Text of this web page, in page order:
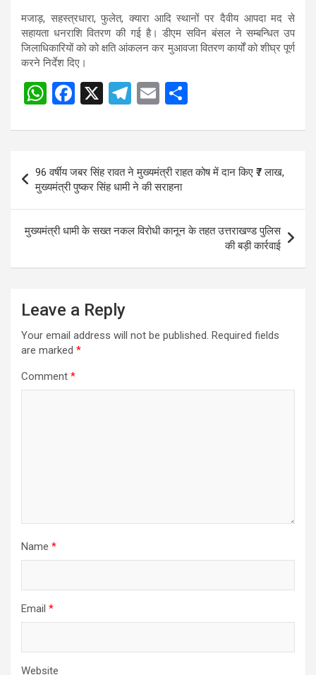
मजाड़, सहस्त्रधारा, फुलेत, क्यारा आदि स्थानों पर दैवीय आपदा मद से
सहायता धनराशि वितरण की गई है। डीएम सविन बंसल ने सम्बन्धित उप
जिलाधिकारियों को को क्षति आंकलन कर मुआवजा वितरण कार्यों को शीघ्र पूर्ण
करने निर्देश दिए।
PostW
at
s
A
p
p
F
ce
o
o
k
X
T
e
gr
a
m
E
ail ar
navigation
96 वर्षीय जबर सिंह रावत ने मुख्यमंत्री राहत कोष में दान किए ₹7 लाख,
मुख्यमंत्री पुष्कर सिंह धामी ने की सराहना
मुख्यमंत्री धामी के सख्त नकल विरोधी कानून के तहत उत्तराखण्ड पुलिस
की बड़ी कार्रवाई
Leave a Reply
Your email address will not be published. Required fields
are marked *
Comment *
Name *
Email *
Website